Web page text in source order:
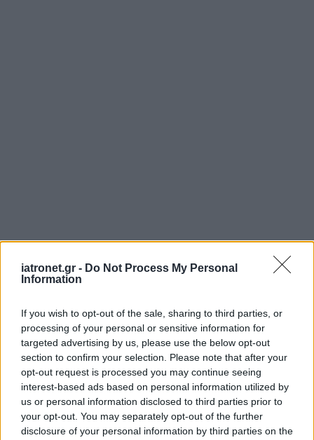
iatronet.gr - Do Not Process My Personal
Information
If you wish to opt-out of the sale, sharing to third parties, or
processing of your personal or sensitive information for
targeted advertising by us, please use the below opt-out
section to confirm your selection. Please note that after your
opt-out request is processed you may continue seeing
interest-based ads based on personal information utilized by
us or personal information disclosed to third parties prior to
your opt-out. You may separately opt-out of the further
disclosure of your personal information by third parties on the
ΜΠΕΙΤΕ ΣΤΗ ΣΥΖΗΤΗΣΗ
Loading...